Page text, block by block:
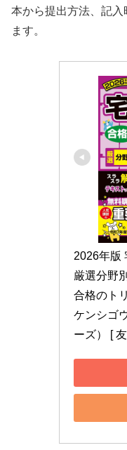
本から提出方法、記
ます。
2026年版
厳選分野
合格のト
ケンシゴ
ーズ） [